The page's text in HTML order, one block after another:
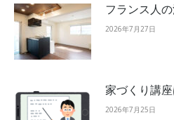
フランス人
2026年7月27日
家づくり講
2026年7月25日